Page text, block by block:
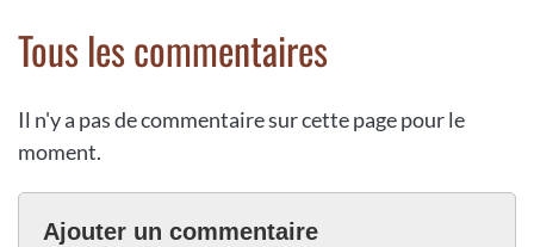
Tous les commentaires
Il n'y a pas de commentaire sur cette page pour le
moment.
Ajouter un commentaire